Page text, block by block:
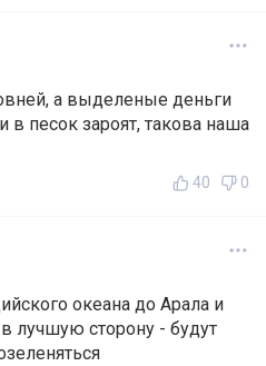
а выделеные деньги
в песок зароят, такова наша
40 0
океана до Арала и
лучшую сторону - будут